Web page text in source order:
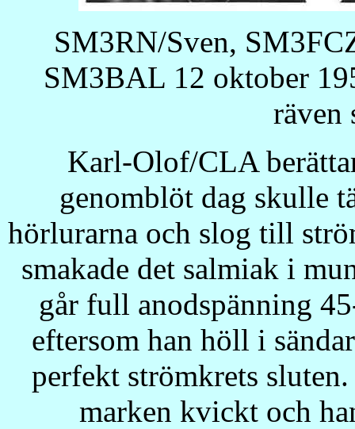
SM3RN/Sven,
SM3BAL 12 oktober
räven
Karl-Olof/CLA
genomblöt dag skulle
hörlurarna och slog till
smakade det salmiak i
går full anodspänning
eftersom han höll i
perfekt strömkrets
marken kvickt och